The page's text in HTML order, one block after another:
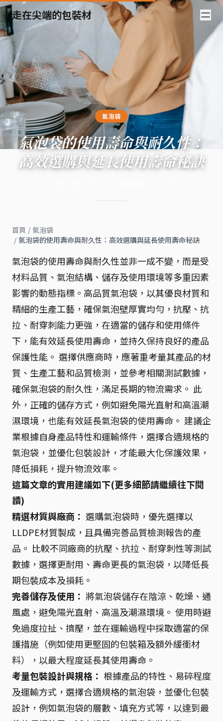
走在尖端的包裝材
氣泡袋
氣泡袋的使用壽命與耐久性：
高效選購與延長使用壽命秘訣
首頁 / 氣泡袋
/ 氣泡袋的使用壽命與耐久性：高效選購與延長使用壽命秘訣
氣泡袋的使用壽命與耐久性並非一成不變，而是受
材料品質、氣泡結構、儲存及使用環境等多重因素
影響的動態指標。高品質氣泡袋，以其優良材質和
精細的生產工藝，確保氣泡壁厚實均勻，抗壓、抗
拉、耐穿刺能力更強，在適當的儲存和使用條件
下，能有效延長使用壽命，並持久保持良好的產品
保護性能。 選擇供應商時，應著重考量其產品的材
質、生產工藝和品質檢測，並參考相關測試數據，
確保氣泡袋的耐久性，滿足長期的物流需求。 此
外，正確的儲存方式，例如避免陽光直射和高溫潮
濕環境，也能有效延長氣泡袋的使用壽命。 建議企
業根據自身產品特性和運輸條件，選擇合適規格的
氣泡袋，並優化包裝設計，才能最大化保護效果，
降低損耗，提升物流效率。
這篇文章的實用建議如下(更多細節請繼續往下閱
讀)
精選材質與廠商： 選購氣泡袋時，優先選擇以
LLDPE材質製成，且具備完善品質檢測報告的產
品。 比較不同廠商的抗壓、抗拉、耐穿刺性等測試
數據，選擇更耐用、壽命更長的氣泡袋，以降低長
期包裝成本及損耗。
完善儲存及使用： 將氣泡袋儲存在陰涼、乾燥、通
風處，避免陽光直射、高溫及潮濕環境。 使用時避
免過度拉扯、擠壓，並在運輸過程中採取適當的保
護措施（例如使用更堅固的包裝箱及額外緩衝材
料），以最大程度延長其使用壽命。
考量包裝設計與規格： 根據產品的特性、易碎程度
及運輸方式，選擇合適規格的氣泡袋，並優化包裝
設計，例如氣泡袋的層數、填充方式等，以達到最